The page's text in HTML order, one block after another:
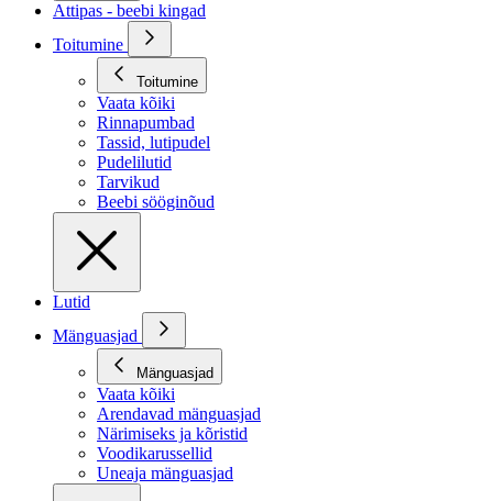
Attipas - beebi kingad
Toitumine
Toitumine
Vaata kõiki
Rinnapumbad
Tassid, lutipudel
Pudelilutid
Tarvikud
Beebi sööginõud
Lutid
Mänguasjad
Mänguasjad
Vaata kõiki
Arendavad mänguasjad
Närimiseks ja kõristid
Voodikarussellid
Uneaja mänguasjad